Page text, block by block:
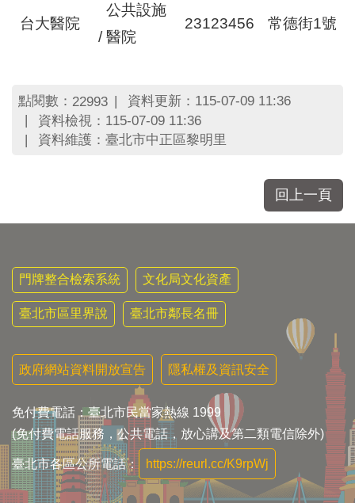
台大醫院
公共設施
/ 醫院
23123456 常德街1號
點閱數： 22993
資料更新：115-07-09 11:36
資料檢視：115-07-09 11:36
資料維護：臺北市中正區黎明里
回上一頁
門牌整合檢索系統 文化局文化資產
臺北市區里界說 臺北市鄰長名冊
政府網站資料開放宣告 隱私權及資訊安全
免付費電話：臺北市民當家熱線 1999
(免付費電話服務，公共電話，放心講及第二類電信除外)
臺北市各區公所電話： https://reurl.cc/K9rpWj